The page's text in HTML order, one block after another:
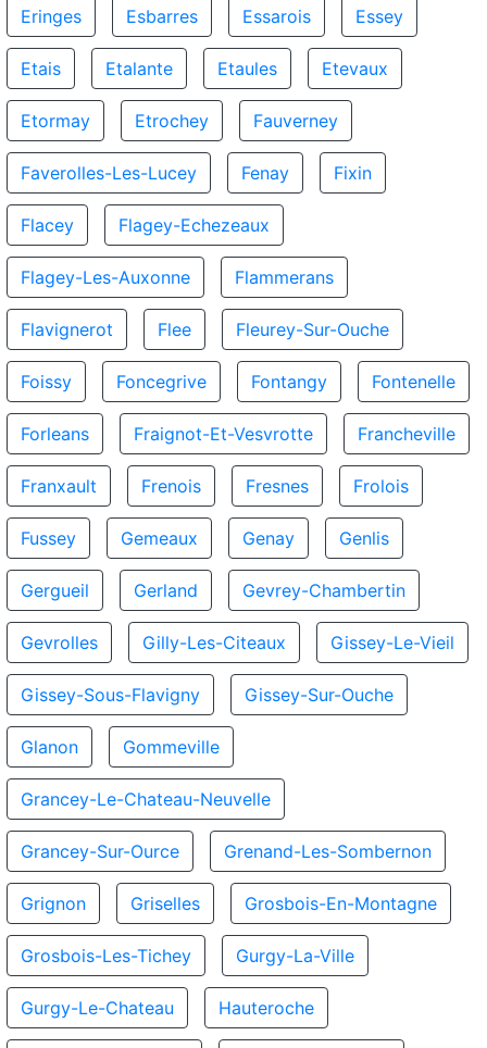
Eringes Esbarres Essarois Essey
Etais Etalante Etaules Etevaux
Etormay Etrochey Fauverney
Faverolles-Les-Lucey Fenay Fixin
Flacey Flagey-Echezeaux
Flagey-Les-Auxonne Flammerans
Flavignerot Flee Fleurey-Sur-Ouche
Foissy Foncegrive Fontangy Fontenelle
Forleans Fraignot-Et-Vesvrotte Francheville
Franxault Frenois Fresnes Frolois
Fussey Gemeaux Genay Genlis
Gergueil Gerland Gevrey-Chambertin
Gevrolles Gilly-Les-Citeaux Gissey-Le-Vieil
Gissey-Sous-Flavigny Gissey-Sur-Ouche
Glanon Gommeville
Grancey-Le-Chateau-Neuvelle
Grancey-Sur-Ource Grenand-Les-Sombernon
Grignon Griselles Grosbois-En-Montagne
Grosbois-Les-Tichey Gurgy-La-Ville
Gurgy-Le-Chateau Hauteroche